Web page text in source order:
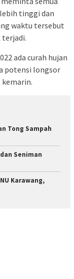
tinggi dan
waktu tersebut
terjadi.
ada curah hujan
potensi longsor
kemarin.
Tong Sampah
Seniman
Karawang,